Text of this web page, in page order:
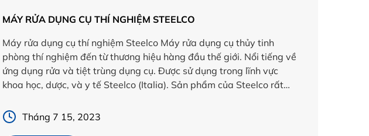
MÁY RỬA DỤNG CỤ THÍ NGHIỆM STEELCO
Máy rửa dụng cụ thí nghiệm Steelco Máy rửa dụng cụ thủy tinh
phòng thí nghiệm đến từ thương hiệu hàng đầu thế giới. Nổi tiếng về
ứng dụng rửa và tiệt trùng dụng cụ. Được sử dụng trong lĩnh vực
khoa học, dược, và y tế Steelco (Italia). Sản phẩm của Steelco rất
Tháng 7 15, 2023